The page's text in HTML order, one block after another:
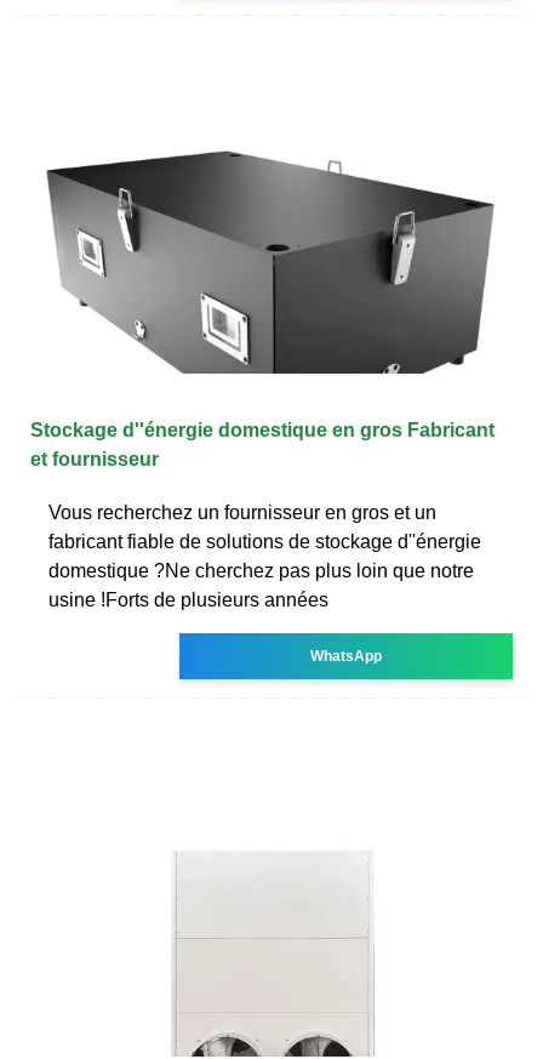
Stockage d''énergie domestique en gros Fabricant
et fournisseur
Vous recherchez un fournisseur en gros et un
fabricant fiable de solutions de stockage d''énergie
domestique ?Ne cherchez pas plus loin que notre
usine !Forts de plusieurs années
WhatsApp